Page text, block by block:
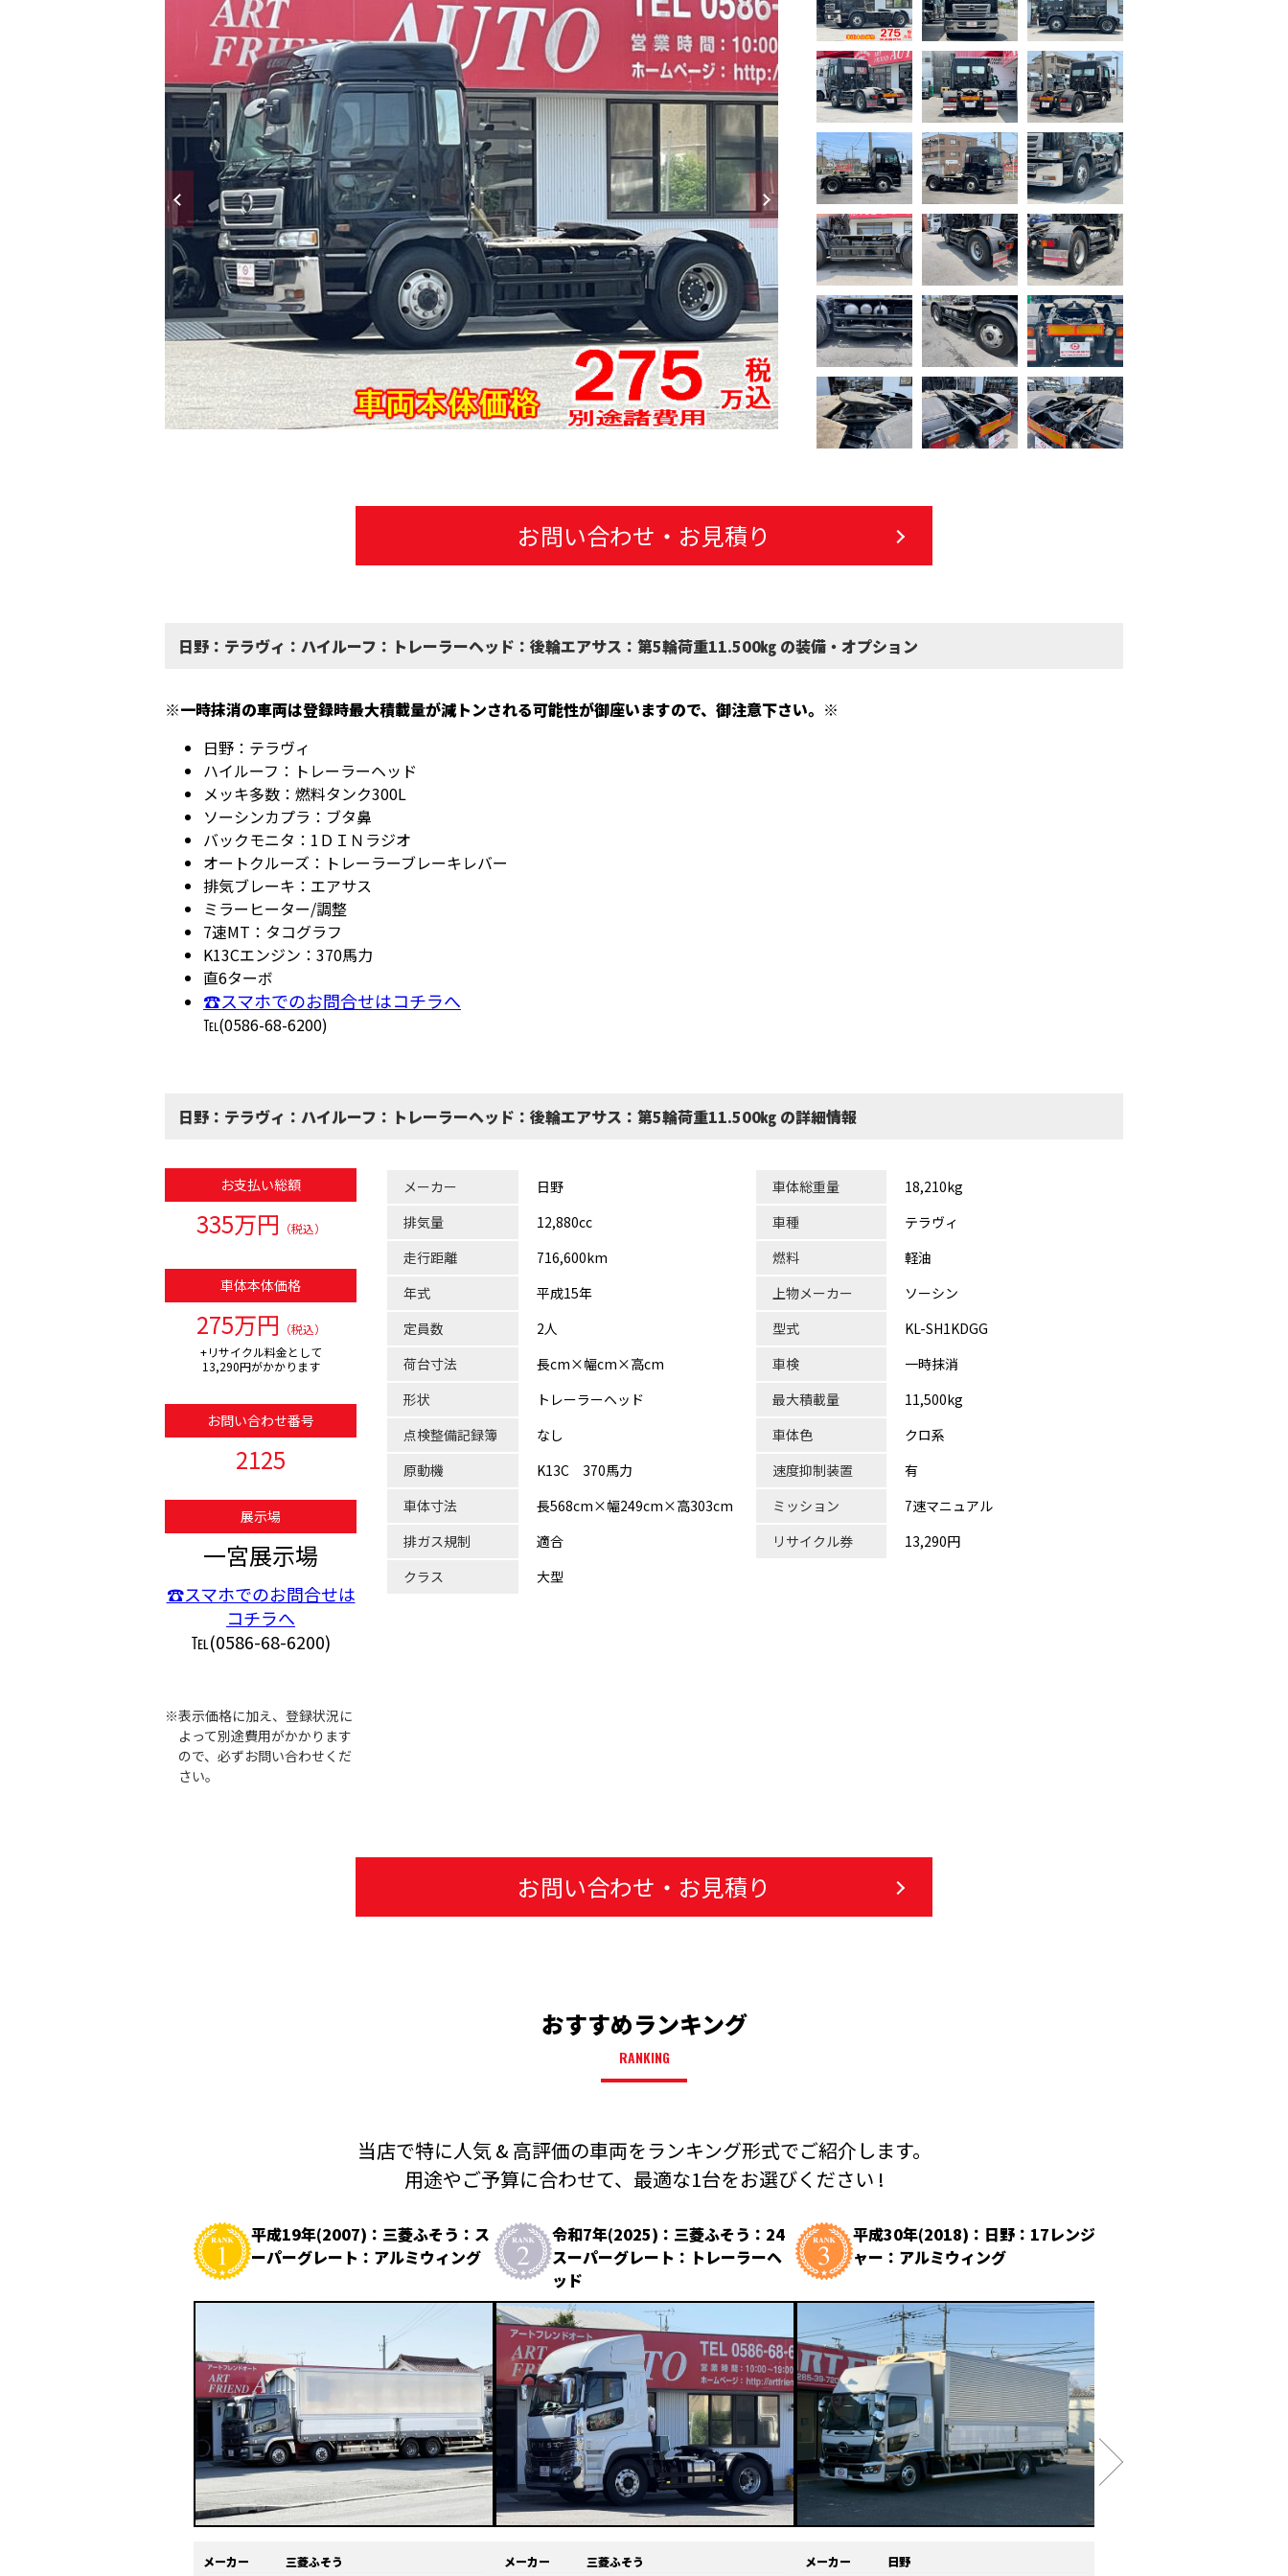
お問い合わせ・お見積り
日野：テラヴィ：ハイルーフ：トレーラーヘッド：後輪エアサス：第5輪荷重11.500㎏ の装備・オプション
※一時抹消の車両は登録時最大積載量が減トンされる可能性が御座いますので、御注意下さい。※
日野：テラヴィ
ハイルーフ：トレーラーヘッド
メッキ多数：燃料タンク300L
ソーシンカプラ：ブタ鼻
バックモニタ：1ＤＩＮラジオ
オートクルーズ：トレーラーブレーキレバー
排気ブレーキ：エアサス
ミラーヒーター/調整
7速MT：タコグラフ
K13Cエンジン：370馬力
直6ターボ
☎スマホでのお問合せはコチラへ
℡(0586-68-6200)
日野：テラヴィ：ハイルーフ：トレーラーヘッド：後輪エアサス：第5輪荷重11.500㎏ の詳細情報
お支払い総額
335万円 （税込）
車体本体価格
275万円 （税込）
+リサイクル料金として
13,290円がかかります
お問い合わせ番号
2125
展示場
一宮展示場
☎スマホでのお問合せは
コチラへ
℡(0586-68-6200)
※表示価格に加え、登録状況に
よって別途費用がかかります
ので、必ずお問い合わせくだ
さい。
メーカー 日野 車体総重量
18,210kg
排気量
12,880cc 車種
テラヴィ
走行距離
716,600km 燃料
軽油
年式
平成15年 上物メーカー
ソーシン
定員数
2人 型式
KL-SH1KDGG
荷台寸法
長cm×幅cm×高cm 車検
一時抹消
形状
トレーラーヘッド 最大積載量
11,500kg
点検整備記録簿
なし 車体色
クロ系
原動機
K13C 370馬力 速度抑制装置
有
車体寸法
長568cm×幅249cm×高303cm ミッション
7速マニュアル
排ガス規制
適合 リサイクル券
13,290円
クラス
大型
お問い合わせ・お見積り
おすすめランキング
RANKING
当店で特に人気 & 高評価の車両をランキング形式でご紹介します。
用途やご予算に合わせて、 最適な1台をお選びください !
平成19年(2007)：三菱ふそう：ス
ーパーグレート：アルミウィング
メーカー
三菱ふそう
令和7年(2025)：三菱ふそう：24
スーパーグレート：トレーラーヘ
ッド
メーカー
三菱ふそう
平成30年(2018)：日野：17レンジ
ャー：アルミウィング
メーカー
日野